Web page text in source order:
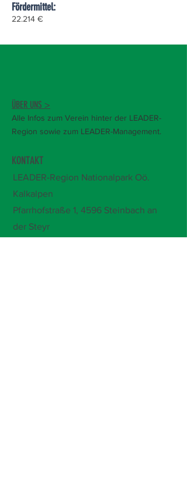
Fördermittel:
22.214 €
ÜBER UNS >
Alle Infos zum Verein hinter der LEADER-
Region sowie zum LEADER-Management.
KONTAKT
LEADER-Region Nationalpark Oö.
Kalkalpen
Pfarrhofstraße 1, 4596 Steinbach an
der Steyr